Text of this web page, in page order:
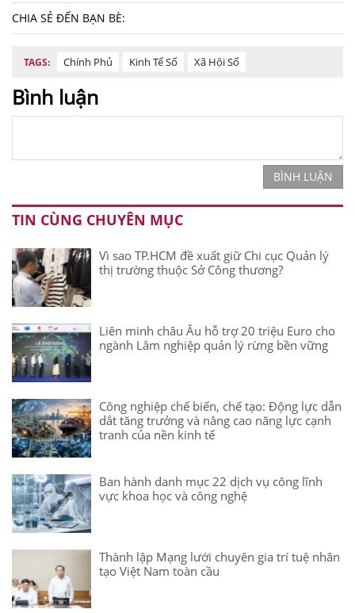
CHIA SẺ ĐẾN BẠN BÈ:
TAGS: Chính Phủ Kinh Tế Số Xã Hội Số
Bình luận
BÌNH LUẬN
TIN CÙNG CHUYÊN MỤC
Vì sao TP.HCM đề xuất giữ Chi cục Quản lý
thị trường thuộc Sở Công thương?
Liên minh châu Âu hỗ trợ 20 triệu Euro cho
ngành Lâm nghiệp quản lý rừng bền vững
Công nghiệp chế biến, chế tạo: Động lực dẫn
dắt tăng trưởng và nâng cao năng lực cạnh
tranh của nền kinh tế
Ban hành danh mục 22 dịch vụ công lĩnh
vực khoa học và công nghệ
Thành lập Mạng lưới chuyên gia trí tuệ nhân
tạo Việt Nam toàn cầu